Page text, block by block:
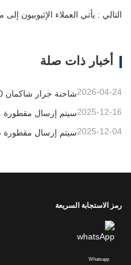
أخبار ذات صلة
2026-04-24
2025-12-16
2025-12-04
رمز الاستجابة السريعة
Whatsapp